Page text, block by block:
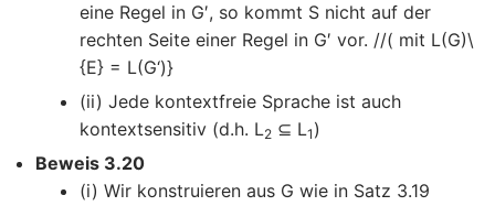
eine Regel in G′, so kommt S nicht auf der
rechten Seite einer Regel in G′ vor. //( mit L(G)\
{E} = L(G‘)}
(ii) Jede kontextfreie Sprache ist auch
kontextsensitiv (d.h. L2 ⊆ L1 )
Beweis 3.20
(i) Wir konstruieren aus G wie in Satz 3.19